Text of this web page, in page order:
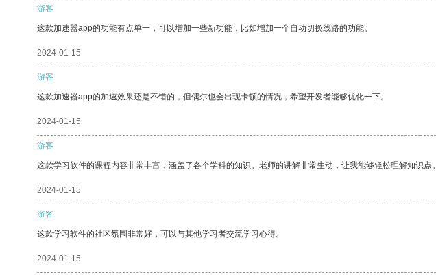
游客
这款加速器app的功能有点单一，可以增加一些新功能，比如增加一个自动切换线路的功能。
2024-01-15
游客
这款加速器app的加速效果还是不错的，但偶尔也会出现卡顿的情况，希望开发者能够优化一下。
2024-01-15
游客
这款学习软件的课程内容非常丰富，涵盖了各个学科的知识。老师的讲解非常生动，让我能够轻松理解知识点。
2024-01-15
游客
这款学习软件的社区氛围非常好，可以与其他学习者交流学习心得。
2024-01-15